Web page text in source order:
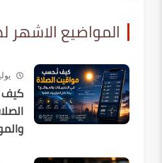
المواضيع الاشهر
يوليو